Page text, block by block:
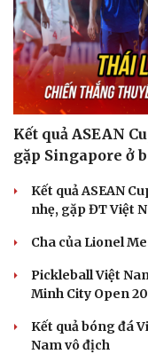
Kết quả ASEAN
gặp Singapore ở
Kết quả ASEAN
nhẹ, gặp ĐT Việt
Cha của Lionel
Pickleball Việt
Minh City Open
Kết quả bóng đá
Nam vô địch